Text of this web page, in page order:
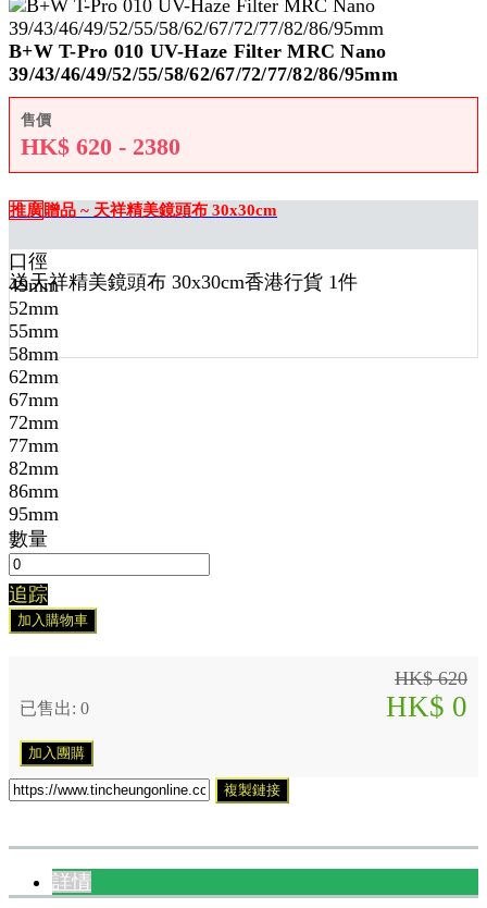
B+W T-Pro 010 UV-Haze Filter MRC Nano
39/43/46/49/52/55/58/62/67/72/77/82/86/95mm
售價
HK$ 620 - 2380
推廣贈品 ~ 天祥精美鏡頭布 30x30cm
送天祥精美鏡頭布 30x30cm香港行貨 1件
口徑
49mm
52mm
55mm
58mm
62mm
67mm
72mm
77mm
82mm
86mm
95mm
數量
追踪
加入購物車
HK$ 620
已售出: 0 HK$ 0
加入團購
複製鏈接
詳情